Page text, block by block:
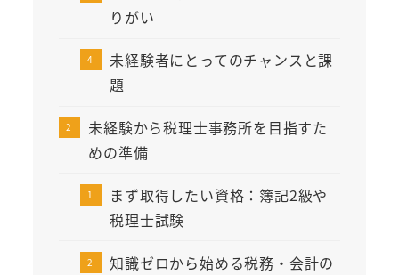
りがい
未経験者にとってのチャンスと課
題
未経験から税理士事務所を目指すた
めの準備
まず取得したい資格：簿記2級や
税理士試験
知識ゼロから始める税務・会計の